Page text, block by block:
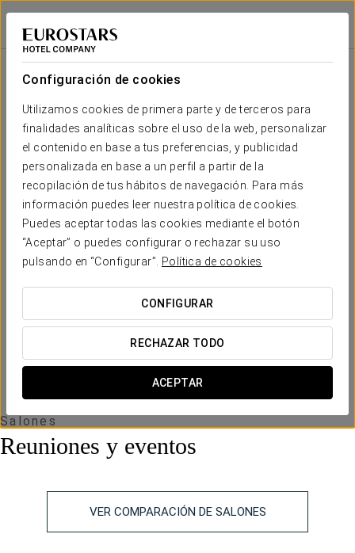
Configuración de cookies
Utilizamos cookies de primera parte y de terceros para
finalidades analíticas sobre el uso de la web, personalizar
el contenido en base a tus preferencias, y publicidad
personalizada en base a un perfil a partir de la
recopilación de tus hábitos de navegación. Para más
información puedes leer nuestra política de cookies.
Puedes aceptar todas las cookies mediante el botón
“Aceptar” o puedes configurar o rechazar su uso
pulsando en “Configurar”.
Política de cookies
CONFIGURAR
RECHAZAR TODO
ACEPTAR
Eurostars Porto Centro
OPORTO
Tu evento en
SOLICITAR PRESUPUESTO
Salones
Reuniones y eventos
VER COMPARACIÓN DE SALONES
Sala
U
Salón
50 m
altura
- - 25 20 20 25